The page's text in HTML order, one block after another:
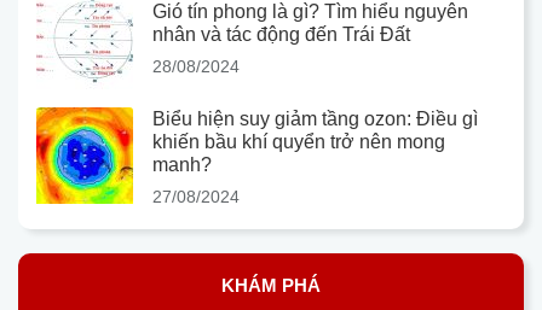
Gió tín phong là gì? Tìm hiểu nguyên
nhân và tác động đến Trái Đất
28/08/2024
Biểu hiện suy giảm tầng ozon: Điều gì
khiến bầu khí quyển trở nên mong
manh?
27/08/2024
KHÁM PHÁ